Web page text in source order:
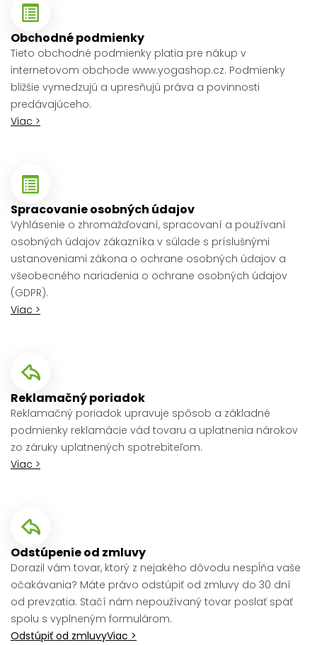
Obchodné podmienky
Tieto obchodné podmienky platia pre nákup v
internetovom obchode www.yogashop.cz. Podmienky
bližšie vymedzujú a upresňujú práva a povinnosti
predávajúceho.
Viac >
Spracovanie osobných údajov
Vyhlásenie o zhromažďovaní, spracovaní a používaní
osobných údajov zákazníka v súlade s príslušnými
ustanoveniami zákona o ochrane osobných údajov a
všeobecného nariadenia o ochrane osobných údajov
(GDPR).
Viac >
Reklamačný poriadok
Reklamačný poriadok upravuje spôsob a základné
podmienky reklamácie vád tovaru a uplatnenia nárokov
zo záruky uplatnených spotrebiteľom.
Viac >
Odstúpenie od zmluvy
Dorazil vám tovar, ktorý z nejakého dôvodu nespĺňa vaše
očakávania? Máte právo odstúpiť od zmluvy do 30 dní
od prevzatia. Stačí nám nepoužívaný tovar poslať späť
spolu s vyplneným formulárom.
Odstúpiť od zmluvyViac >